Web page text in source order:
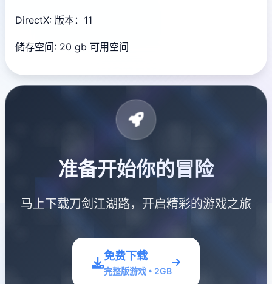
DirectX: 版本：11
储存空间: 20 gb 可用空间
准备开始你的冒险
马上下载刀剑江湖路，开启精彩的游戏之旅
免费下载
完整版游戏 • 2GB